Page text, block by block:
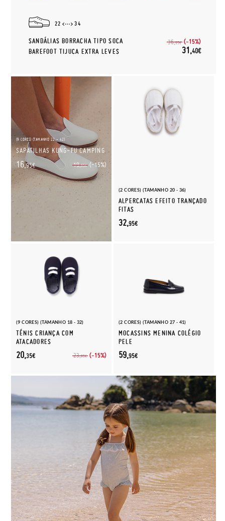
22 34
SANDÁLIAS BORRACHA TIPO SOCA
BAREFOOT TIJUCA EXTRA LEVES
36,95€ (-15%)
31,40€
(9 CORES) (TAMANHO 22 - 42)
SAPATILHAS KUNG-FU CAMPING
19,95€ (-15%)
16,95€
(2 CORES) (TAMANHO 20 - 36)
ALPERCATAS EFEITO TRANÇADO
FITAS
32,95€
(9 CORES) (TAMANHO 18 - 32)
TÉNIS CRIANÇA COM
ATACADORES
23,95€ (-15%)
20,35€
(2 CORES) (TAMANHO 27 - 41)
MOCASSINS MENINA COLÉGIO
PELE
59,95€